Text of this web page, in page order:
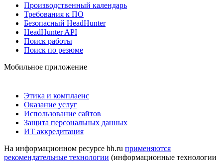
Производственный календарь
Требования к ПО
Безопасный HeadHunter
HeadHunter API
Поиск работы
Поиск по резюме
Мобильное приложение
Этика и комплаенс
Оказание услуг
Использование сайтов
Защита персональных данных
ИТ аккредитация
На информационном ресурсе hh.ru применяются
рекомендательные технологии (информационные технологии